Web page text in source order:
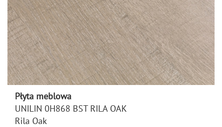
Płyta meblowa
UNILIN 0H868 BST RILA OAK
Rila Oak